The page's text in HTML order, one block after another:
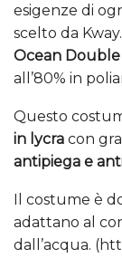
esigenze di
scelto da
Ocean
all’80% in
Questo
in lycra con
antipiega e
Il costume è
adattano al
dall’acqua.